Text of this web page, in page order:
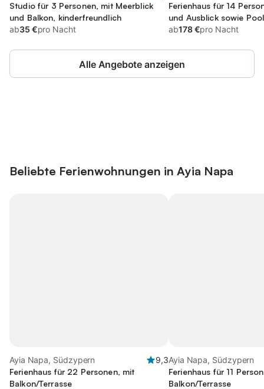
Studio für 3 Personen, mit Meerblick
und Balkon, kinderfreundlich
ab35 €pro Nacht
Ferienhaus für 14
und Ausblick sowie
ab178 €pro Nacht
Alle Angebote anzeigen
Beliebte Ferienwohnungen in Ayia Napa
Ayia Napa, Südzypern
9,3
Ferienhaus für 22 Personen, mit
Balkon/Terrasse
Ayia Napa, Südzypern
Ferienhaus für 11
Balkon/Terrasse